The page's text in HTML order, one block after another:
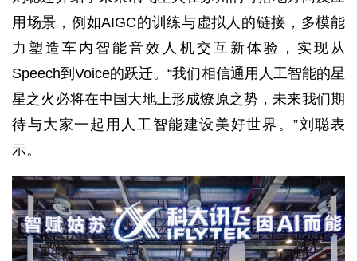
用场景，例如AIGC的训练与虚拟人的链接，多模能
力塑造车内智能音效人机交互新体验，实现从
Speech到Voice的跃迁。“我们相信通用人工智能的星
星之火必将在中国大地上形成燎原之势，未来我们期
待与大家一起用人工智能建设美好世界。”刘聪表
示。